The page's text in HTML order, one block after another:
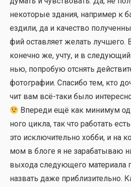
неко­то­рые зда­ния, напри­мер к
езди­ли, да и каче­ство
фий остав­ля­ет желать луч­ше­го.
конеч­но же, учту, и в
нью, попро­бую отснять
фото­гра­фии. Спа­си­бо тем, кто
чит вам всё-таки было
Впе­ре­ди ещё как мини­мум
но­го цик­ла, так что рабо­тать
это исклю­чи­тель­но хоб­би, и на
мом в бло­ге я не зара­ба­ты­ваю
выхо­да сле­ду­ю­ще­го мате­ри­а­ла
назвать даже при­бли­зи­тель­но.